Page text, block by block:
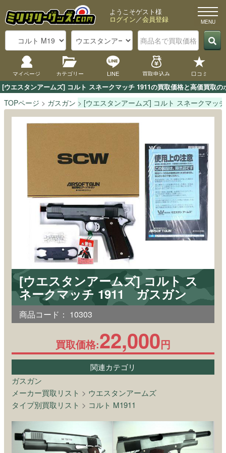
[ウエスタンアームズ] コルト スネークマッチ 1911の買取価格と高価買取
ようこそゲスト様
ログイン／会員登録
マイページ カテゴリー LINE 買取申込み 口コミ
TOPページ ガスガン [ウエスタンアームズ] コルト スネークマッ
[ウエスタンアームズ] コルト ス
ネークマッチ 1911 ガスガン
商品コード： 10303
買取価格:22,000円
関連カテゴリ
ガスガン
メーカー買取リスト > ウエスタンアームズ
タイプ別買取リスト > コルト M1911